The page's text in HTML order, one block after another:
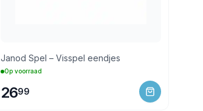
Janod Spel – Visspel eendjes
Op voorraad
2699